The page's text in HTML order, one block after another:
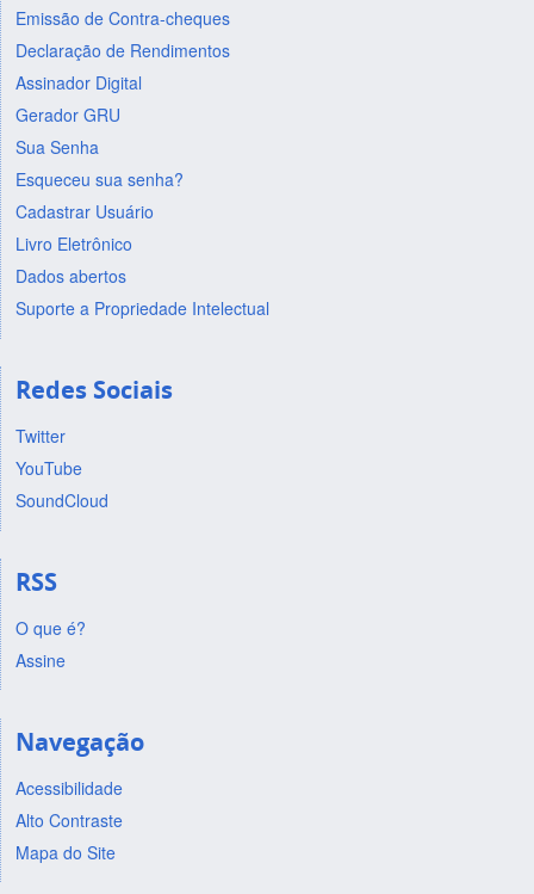
Emissão de Contra-cheques
Declaração de Rendimentos
Assinador Digital
Gerador GRU
Sua Senha
Esqueceu sua senha?
Cadastrar Usuário
Livro Eletrônico
Dados abertos
Suporte a Propriedade Intelectual
Redes Sociais
Twitter
YouTube
SoundCloud
RSS
O que é?
Assine
Navegação
Acessibilidade
Alto Contraste
Mapa do Site